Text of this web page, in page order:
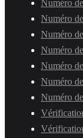
Numéro
Numéro
Numéro
Numéro
Numéro
Numéro
Numéro